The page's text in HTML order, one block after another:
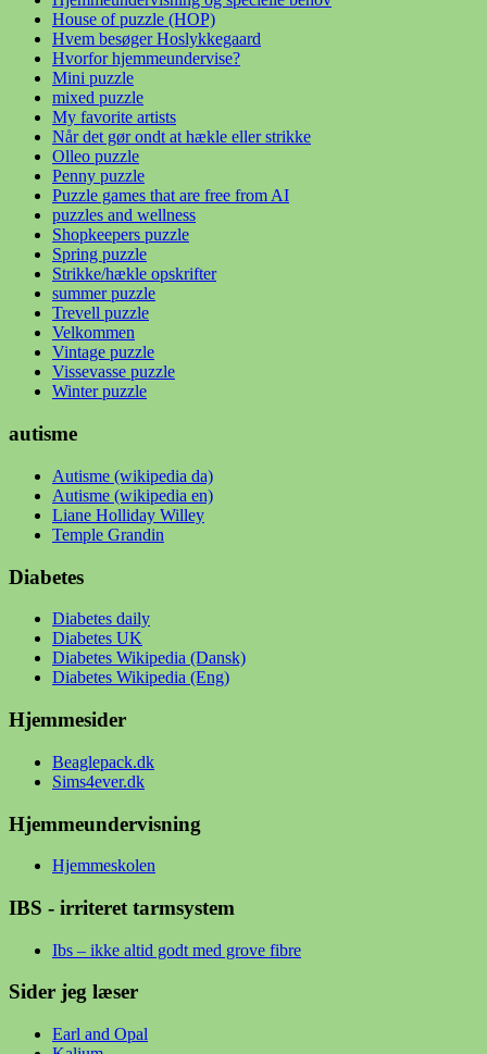
House of puzzle (HOP)
Hvem besøger Hoslykkegaard
Hvorfor hjemmeundervise?
Mini puzzle
mixed puzzle
My favorite artists
Når det gør ondt at hækle eller strikke
Olleo puzzle
Penny puzzle
Puzzle games that are free from AI
puzzles and wellness
Shopkeepers puzzle
Spring puzzle
Strikke/hækle opskrifter
summer puzzle
Trevell puzzle
Velkommen
Vintage puzzle
Vissevasse puzzle
Winter puzzle
autisme
Autisme (wikipedia da)
Autisme (wikipedia en)
Liane Holliday Willey
Temple Grandin
Diabetes
Diabetes daily
Diabetes UK
Diabetes Wikipedia (Dansk)
Diabetes Wikipedia (Eng)
Hjemmesider
Beaglepack.dk
Sims4ever.dk
Hjemmeundervisning
Hjemmeskolen
IBS - irriteret tarmsystem
Ibs – ikke altid godt med grove fibre
Sider jeg læser
Earl and Opal